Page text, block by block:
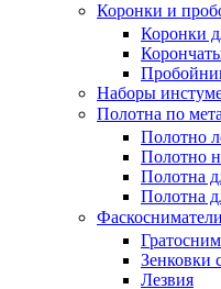
Коронки и
Коронки
Наборы
Полотна по
Полотно
Полотно
Полотна
Полотна
Фаскосниматели
Зенковки
Лезвия